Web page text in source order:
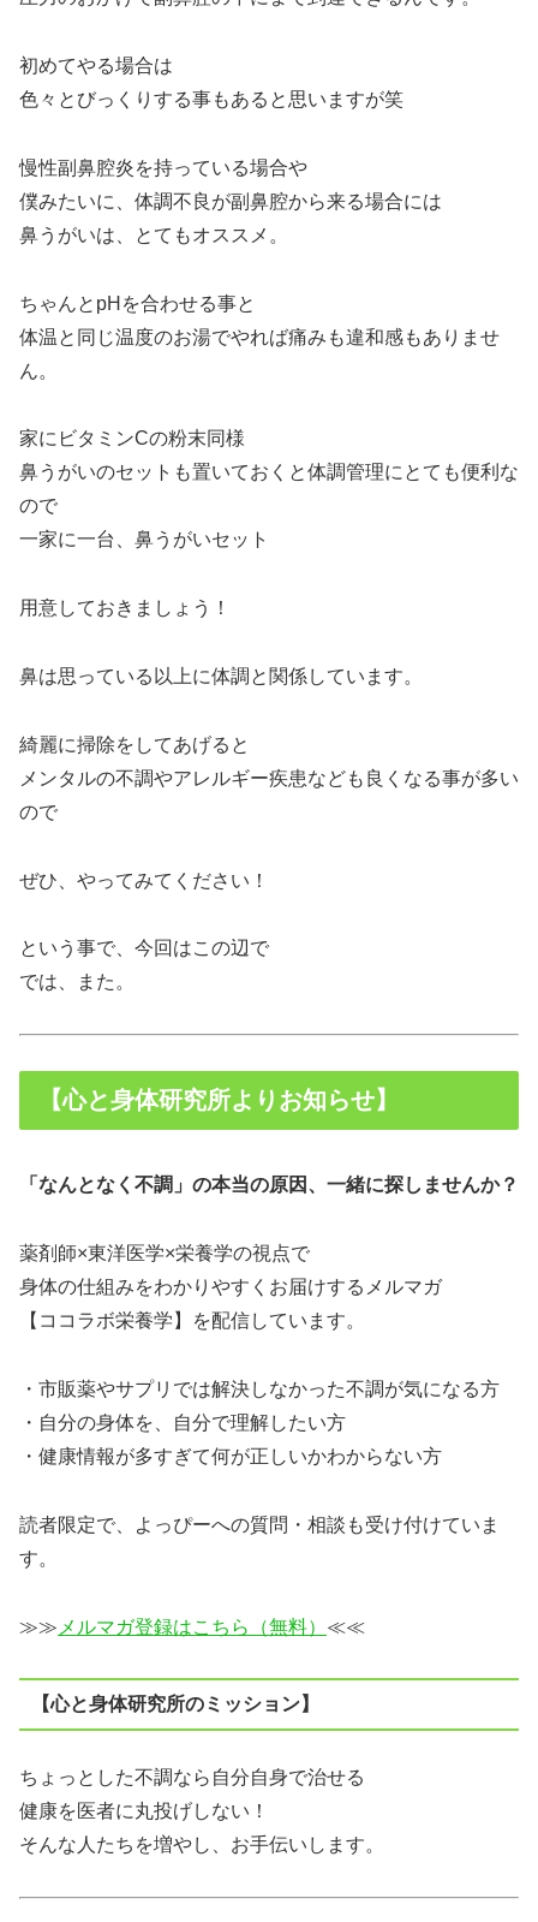
初めてやる場合は
色々とびっくりする事もあると思いますが笑
慢性副鼻腔炎を持っている場合や
僕みたいに、体調不良が副鼻腔から来る場合には
鼻うがいは、とてもオススメ。
ちゃんとpHを合わせる事と
体温と同じ温度のお湯でやれば痛みも違和感もありませ
ん。
家にビタミンCの粉末同様
鼻うがいのセットも置いておくと体調管理にとても便利な
ので
一家に一台、鼻うがいセット
用意しておきましょう！
鼻は思っている以上に体調と関係しています。
綺麗に掃除をしてあげると
メンタルの不調やアレルギー疾患なども良くなる事が多い
ので
ぜひ、やってみてください！
という事で、今回はこの辺で
では、また。
【心と身体研究所よりお知らせ】
「なんとなく不調」の本当の原因、一緒に探しませんか？
薬剤師×東洋医学×栄養学の視点で
身体の仕組みをわかりやすくお届けするメルマガ
【ココラボ栄養学】を配信しています。
・市販薬やサプリでは解決しなかった不調が気になる方
・自分の身体を、自分で理解したい方
・健康情報が多すぎて何が正しいかわからない方
読者限定で、よっぴーへの質問・相談も受け付けていま
す。
≫≫ メルマガ登録はこちら（無料） ≪≪
【心と身体研究所のミッション】
ちょっとした不調なら自分自身で治せる
健康を医者に丸投げしない！
そんな人たちを増やし、お手伝いします。